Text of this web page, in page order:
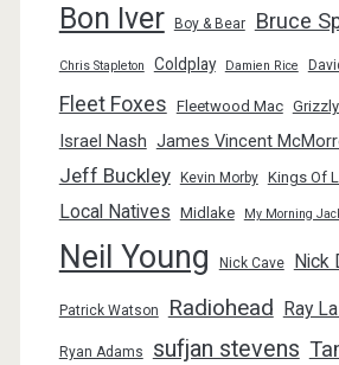
Bon Iver Boy & Bear Bruce
Chris Stapleton Coldplay Damien Rice
Fleet Foxes Fleetwood Mac
Israel Nash James Vincent
Jeff Buckley Kevin Morby Kings Of
Local Natives Midlake My Morning
Neil Young Nick Cave Nick
Patrick Watson Radiohead Ray
Ryan Adams sufjan stevens